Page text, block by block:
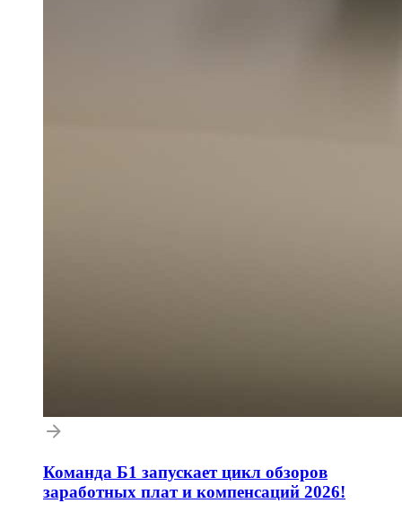
Команда Б1 запускает цикл обзоров
заработных плат и компенсаций 2026!